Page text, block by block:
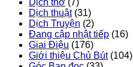
Dịch thơ (7)
Dịch thuật(31)
Dịch Truyện (2)
Đang cập nhật tiếp (16)
Giai Điệu (176)
Giới thiệu Chủ Bút(104)